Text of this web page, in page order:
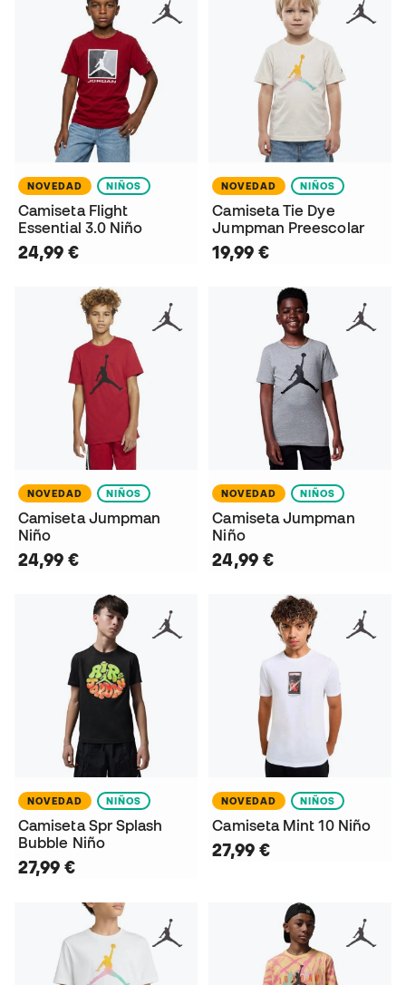
NOVEDAD NIÑOS
Camiseta Flight
Essential 3.0 Niño
24,99 €
NOVEDAD NIÑOS
Camiseta Tie Dye
Jumpman Preescolar
19,99 €
NOVEDAD NIÑOS
Camiseta Jumpman
Niño
24,99 €
NOVEDAD NIÑOS
Camiseta Jumpman
Niño
24,99 €
NOVEDAD NIÑOS
Camiseta Spr Splash
Bubble Niño
27,99 €
NOVEDAD NIÑOS
Camiseta Mint 10 Niño
27,99 €